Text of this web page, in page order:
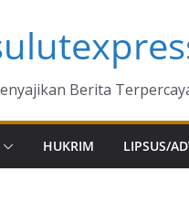
Berita
HUKRIM LIPSUS/